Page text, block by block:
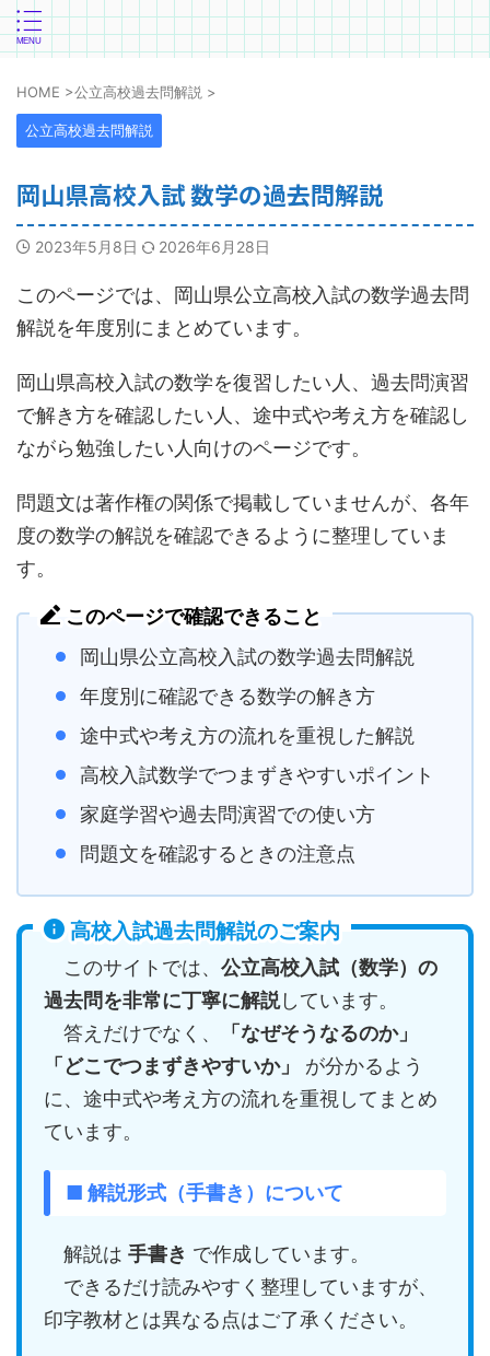
HOME >公立高校過去問解説 >
公立高校過去問解説
岡山県高校入試 数学の過去問解説
2023年5月8日 2026年6月28日
このページでは、岡山県公立高校入試の数学過去問
解説を年度別にまとめています。
岡山県高校入試の数学を復習したい人、過去問演習
で解き方を確認したい人、途中式や考え方を確認し
ながら勉強したい人向けのページです。
問題文は著作権の関係で掲載していませんが、各年
度の数学の解説を確認できるように整理していま
す。
このページで確認できること
岡山県公立高校入試の数学過去問解説
年度別に確認できる数学の解き方
途中式や考え方の流れを重視した解説
高校入試数学でつまずきやすいポイント
家庭学習や過去問演習での使い方
問題文を確認するときの注意点
高校入試過去問解説のご案内
このサイトでは、 公立高校入試（数学）の
過去問を非常に丁寧に解説しています。
答えだけでなく、
「なぜそうなるのか」
「どこでつまずきやすいか」
が分かるよう
に、途中式や考え方の流れを重視してまとめ
ています。
■ 解説形式（手書き）について
解説は 手書き で作成しています。
できるだけ読みやすく整理していますが、
印字教材とは異なる点はご了承ください。